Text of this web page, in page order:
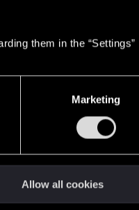
them in the “Settings”
Marketing
Allow all cookies
1 1K
2K